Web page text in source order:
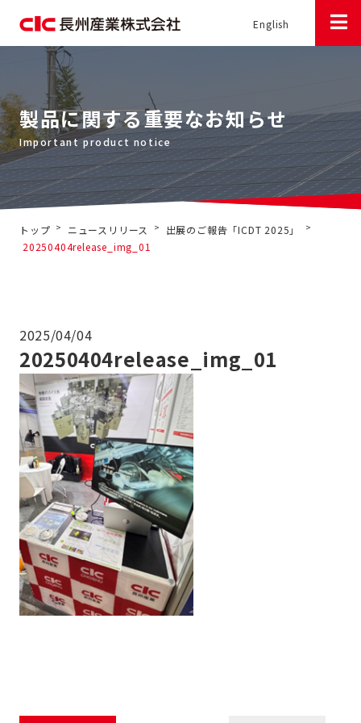
English
製品に関する重要なお知らせ
トップ > ニュースリリース > 出展のご報告「ICDT 2025」 >
20250404release_img_01
2025/04/04
20250404release_img_01